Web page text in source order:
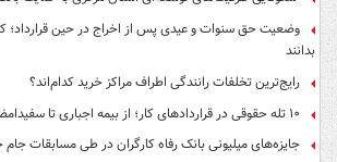
وضعیت حق سنوات و عیدی پس از اخراج در حین قرارداد؛
بدانند
رایج‌ترین تخلفات رانندگی اطراف مراکز خرید کدام‌اند؟
۱۰ تله حقوقی در قراردادهای کار؛ از بیمه اجباری تا سفیدامضاء خطرناک
جایزه‌های میلیونی بانک رفاه کارگران در طی مسابقات جام